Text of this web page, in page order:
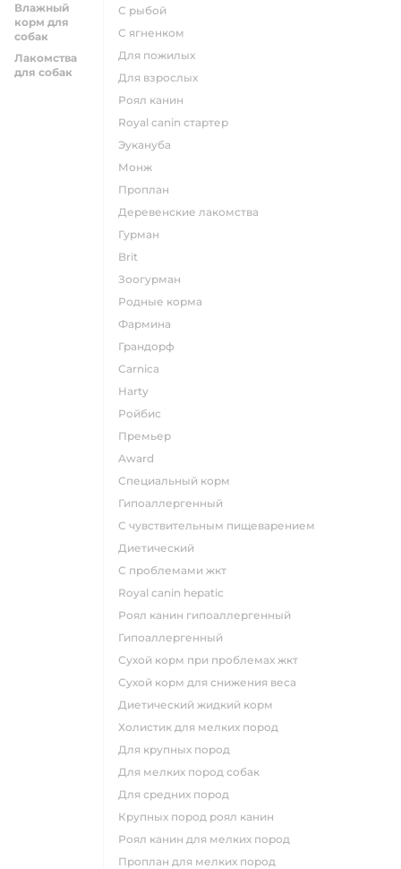
Влажный
корм для
собак
Лакомства
для собак
с рыбой
с ягненком
для пожилых
для взрослых
роял канин
Royal canin стартер
эукануба
монж
проплан
деревенские лакомства
гурман
brit
зоогурман
родные корма
фармина
грандорф
carnica
harty
ройбис
премьер
award
специальный корм
гипоаллергенный
с чувствительным пищеварением
диетический
с проблемами жкт
royal canin hepatic
роял канин гипоаллергенный
гипоаллергенный
сухой корм при проблемах жкт
сухой корм для снижения веса
диетический жидкий корм
холистик для мелких пород
для крупных пород
для мелких пород собак
для средних пород
крупных пород роял канин
роял канин для мелких пород
проплан для мелких пород